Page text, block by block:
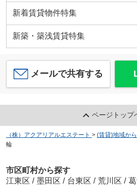
新着賃貸物件特集
新築・築浅賃貸特集
メールで共有する
ページトップ
（株）アクアリアルエステート > (賃貸)地域か
輪
市区町村から探す
江東区 / 墨田区 / 台東区 / 荒川区 /